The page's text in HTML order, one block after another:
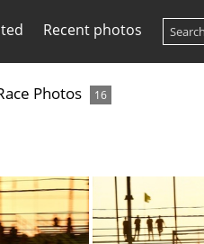
Recent photos
Photos 16